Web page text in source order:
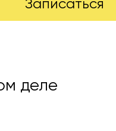
Записаться
деле